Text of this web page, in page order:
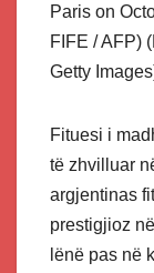
Paris on
FIFE / AFP)
Getty
Fituesi i
të zhvilluar
argjentinas
prestigjioz
lënë pas në